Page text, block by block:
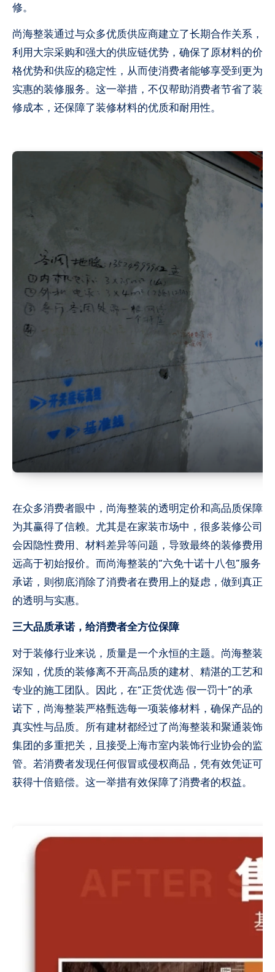
修。
尚海整装通过与众多优质供应商建立了长期合作关系，
利用大宗采购和强大的供应链优势，确保了原材料的价
格优势和供应的稳定性，从而使消费者能够享受到更为
实惠的装修服务。这一举措，不仅帮助消费者节省了装
修成本，还保障了装修材料的优质和耐用性。
在众多消费者眼中，尚海整装的透明定价和高品质保障
为其赢得了信赖。尤其是在家装市场中，很多装修公司
会因隐性费用、材料差异等问题，导致最终的装修费用
远高于初始报价。而尚海整装的“六免十诺十八包”服务
承诺，则彻底消除了消费者在费用上的疑虑，做到真正
的透明与实惠。
三大品质承诺，给消费者全方位保障
对于装修行业来说，质量是一个永恒的主题。尚海整装
深知，优质的装修离不开高品质的建材、精湛的工艺和
专业的施工团队。因此，在“正货优选 假一罚十”的承
诺下，尚海整装严格甄选每一项装修材料，确保产品的
真实性与品质。所有建材都经过了尚海整装和聚通装饰
集团的多重把关，且接受上海市室内装饰行业协会的监
管。若消费者发现任何假冒或侵权商品，凭有效凭证可
获得十倍赔偿。这一举措有效保障了消费者的权益。